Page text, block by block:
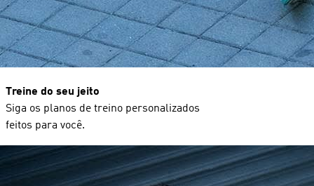
Treine do seu jeito
Siga os planos de treino personalizados
feitos para você.